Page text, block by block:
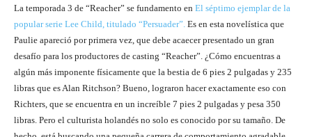
La temporada 3 de “Reacher” se fundamento en El séptimo ejemplar de la
popular serie Lee Child, titulado “Persuader”. Es en esta novelística que
Paulie apareció por primera vez, que debe acaecer presentado un gran
desafío para los productores de casting “Reacher”. ¿Cómo encuentras a
algún más imponente físicamente que la bestia de 6 pies 2 pulgadas y 235
libras que es Alan Ritchson? Bueno, lograron hacer exactamente eso con
Richters, que se encuentra en un increíble 7 pies 2 pulgadas y pesa 350
libras. Pero el culturista holandés no solo es conocido por su tamaño. De